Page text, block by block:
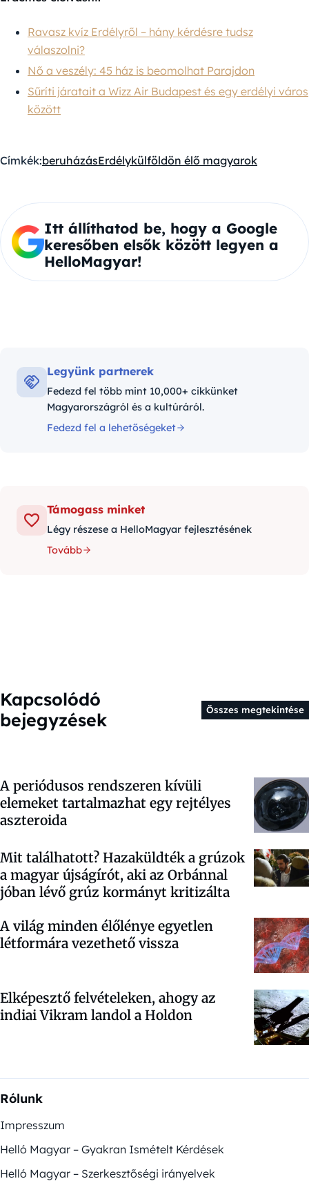
Ravasz kvíz Erdélyről – hány kérdésre tudsz
válaszolni?
Nő a veszély: 45 ház is beomolhat Parajdon
Sűríti járatait a Wizz Air Budapest és egy erdélyi város
között
Címkék:beruházásErdélykülföldön élő magyarok
Itt állíthatod be, hogy a Google
keresőben elsők között legyen a
HelloMagyar!
Legyünk partnerek
Fedezd fel több mint 10,000+ cikkünket
Magyarországról és a kultúráról.
Fedezd fel a lehetőségeket
Támogass minket
Légy részese a HelloMagyar fejlesztésének
Tovább
Kapcsolódó
bejegyzések
Összes megtekintése
A periódusos rendszeren kívüli
elemeket tartalmazhat egy rejtélyes
aszteroida
Mit találhatott? Hazaküldték a grúzok
a magyar újságírót, aki az Orbánnal
jóban lévő grúz kormányt kritizálta
A világ minden élőlénye egyetlen
létformára vezethető vissza
Elképesztő felvételeken, ahogy az
indiai Vikram landol a Holdon
Rólunk
Impresszum
Helló Magyar – Gyakran Ismételt Kérdések
Helló Magyar – Szerkesztőségi irányelvek